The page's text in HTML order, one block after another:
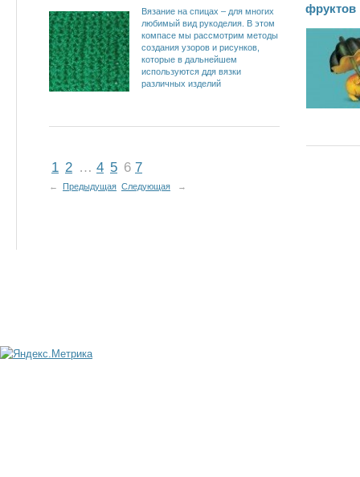
Вязание на спицах – для многих
любимый вид рукоделия. В этом
компасе мы рассмотрим методы
создания узоров и рисунков,
которые в дальнейшем
используются ддя вязки
различных изделий
фруктов
1 2 … 4 5 6 7
← Предыдущая Следующая →